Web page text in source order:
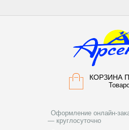
КОРЗИНА
Оформление онлайн-
— круглосуточно